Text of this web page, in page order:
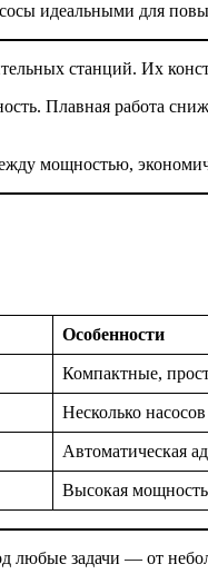
идеальными для
станций. Их
Плавная работа
мощностью,
Особенности
Компактные,
Несколько насосов
Автоматическая
Высокая мощность
любые задачи — от